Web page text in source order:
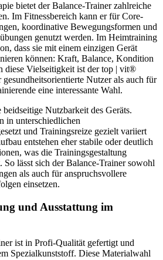
bietet der Balance-Trainer zahlreiche
Im Fitnessbereich kann er für Core-
koordinative Bewegungsformen und
genutzt werden. Im Heimtraining
dass sie mit einem einzigen Gerät
können: Kraft, Balance, Kondition
diese Vielseitigkeit ist der top | vit®
Nutzer als auch für
eine interessante Wahl.
Nutzbarkeit des Geräts.
in unterschiedlichen
und Trainingsreize gezielt variiert
entstehen eher stabile oder deutlich
was die Trainingsgestaltung
So lässt sich der Balance-Trainer sowohl
als auch für anspruchsvollere
einsetzen.
und Ausstattung im
ist in Profi-Qualität gefertigt und
Spezialkunststoff. Diese Materialwahl